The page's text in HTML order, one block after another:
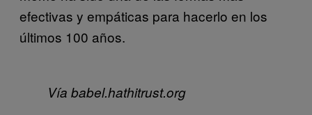
efectivas y empáticas para hacerlo en los
últimos 100 años.
Vía babel.hathitrust.org